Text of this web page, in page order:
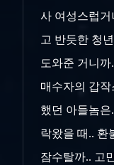
사 여성스럽
고 반듯한 청
도와준 거니까
매수자의 갑
했던 아들놈은
락왔을 때.. 환
잠수탈까.. 고